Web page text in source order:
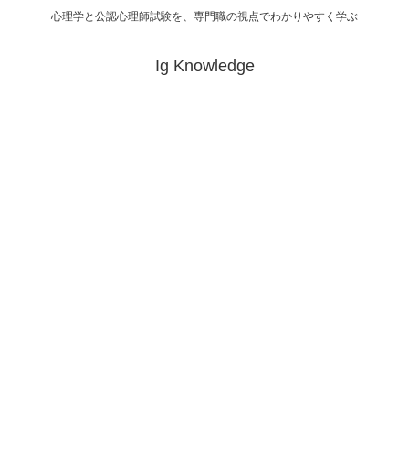
心理学と公認心理師試験を、専門職の視点でわかりやすく学ぶ
Ig Knowledge